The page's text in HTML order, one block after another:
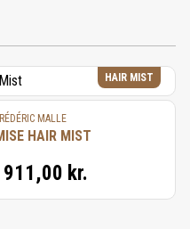
HAIR MIST
MALLE
HAIR MIST
911,00 kr.